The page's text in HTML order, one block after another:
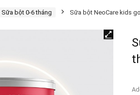
Sữa bột 0-6 tháng Sữa bột NeoCare kids